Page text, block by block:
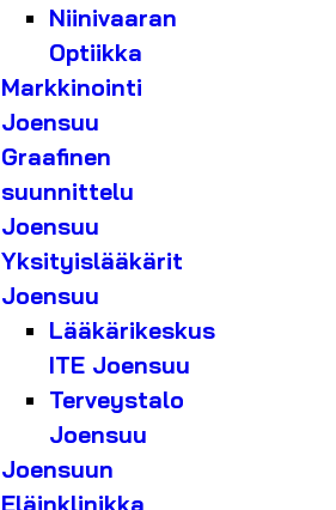
Niinivaaran
Optiikka
Markkinointi
Joensuu
Graafinen
suunnittelu
Joensuu
Yksityislääkärit
Joensuu
Lääkärikeskus
ITE Joensuu
Terveystalo
Joensuu
Joensuun
Eläinklinikka